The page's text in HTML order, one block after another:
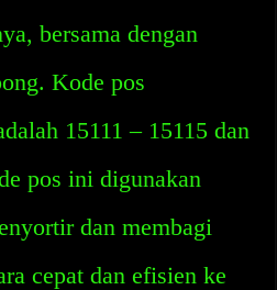
bersama dengan
Kode pos
15111 – 15115 dan
pos ini digunakan
dan membagi
cepat dan efisien ke